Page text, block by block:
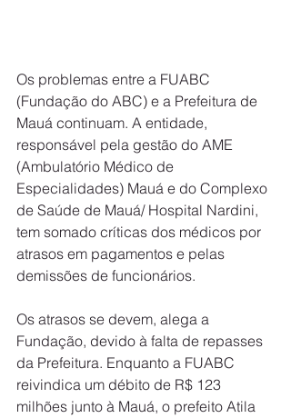
Os problemas entre a FUABC
(Fundação do ABC) e a Prefeitura de
Mauá continuam. A entidade,
responsável pela gestão do AME
(Ambulatório Médico de
Especialidades) Mauá e do Complexo
de Saúde de Mauá/ Hospital Nardini,
tem somado críticas dos médicos por
atrasos em pagamentos e pelas
demissões de funcionários.
Os atrasos se devem, alega a
Fundação, devido à falta de repasses
da Prefeitura. Enquanto a FUABC
reivindica um débito de R$ 123
milhões junto à Mauá, o prefeito Atila